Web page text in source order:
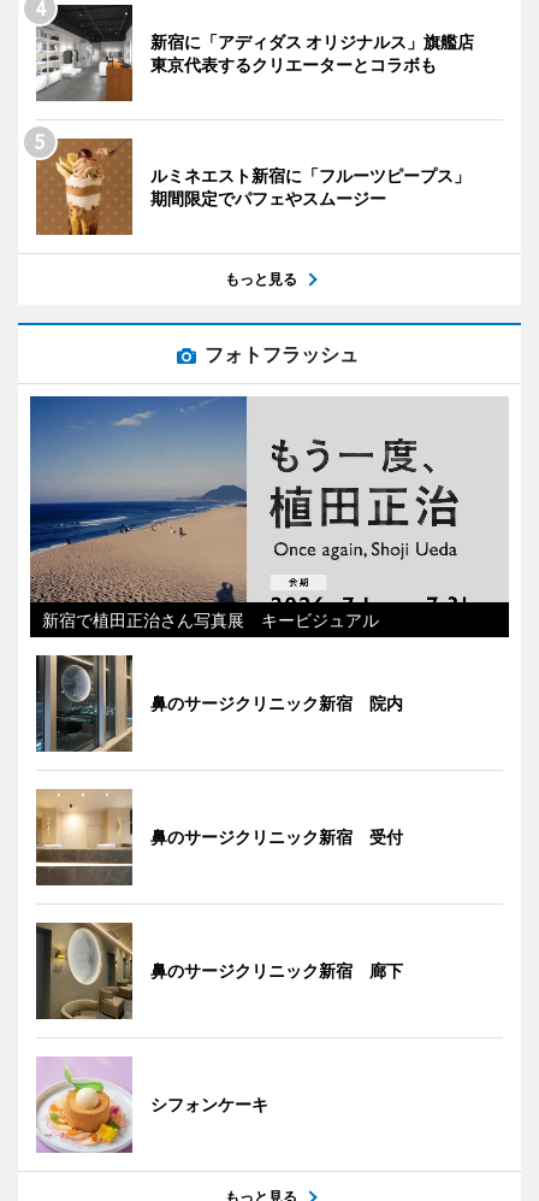
新宿に「アディダス オリジナルス」旗艦店
東京代表するクリエーターとコラボも
ルミネエスト新宿に「フルーツピープス」
期間限定でパフェやスムージー
もっと見る
フォトフラッシュ
新宿で植田正治さん写真展 キービジュアル
鼻のサージクリニック新宿 院内
鼻のサージクリニック新宿 受付
鼻のサージクリニック新宿 廊下
シフォンケーキ
もっと見る